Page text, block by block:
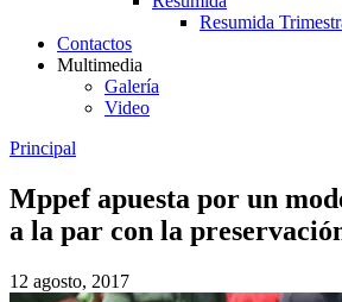
Resumida
Contactos
Multimedia
Galería
Video
Principal
Mppef apuesta por un
a la par con la
12 agosto, 2017